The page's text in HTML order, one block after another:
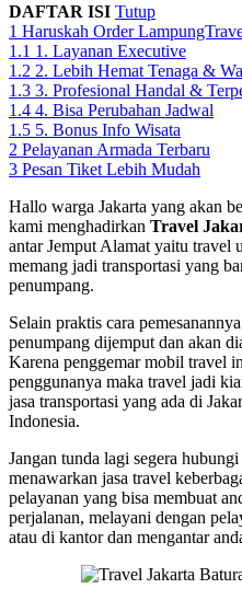
DAFTAR ISI Tutup
1 Haruskah Order
1.1 1. Layanan Executive
1.2 2. Lebih Hemat Tenaga &
1.3 3. Profesional Handal &
1.4 4. Bisa Perubahan Jadwal
1.5 5. Bonus Info Wisata
2 Pelayanan Armada Terbaru
3 Pesan Tiket Lebih Mudah
Hallo warga Jakarta yang akan
kami menghadirkan Travel
antar Jemput Alamat yaitu travel
memang jadi transportasi yang
penumpang.
Selain praktis cara
penumpang dijemput dan akan
Karena penggemar mobil travel
penggunanya maka travel jadi
jasa transportasi yang ada di
Indonesia.
Jangan tunda lagi segera hubungi
menawarkan jasa travel
pelayanan yang bisa membuat
perjalanan, melayani dengan
atau di kantor dan mengantar